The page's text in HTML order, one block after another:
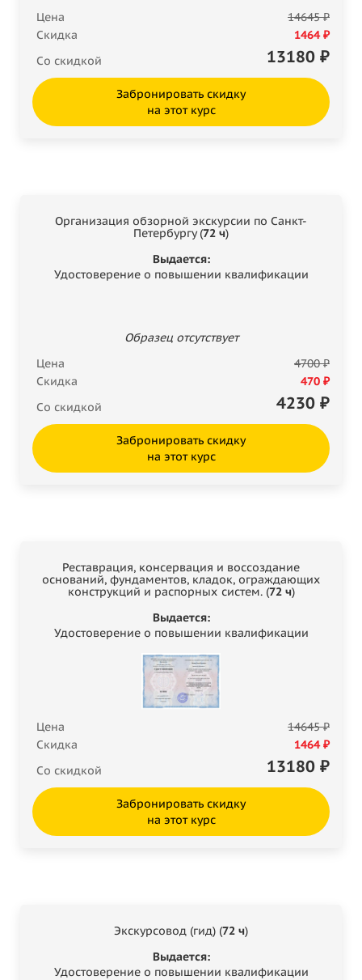
Цена
14645 ₽
Скидка
1464 ₽
Со скидкой
13180 ₽
Забронировать скидку
на этот курс
Организация обзорной экскурсии по Санкт-
Петербургу (72 ч)
Выдается:
Удостоверение о повышении квалификации
Образец отсутствует
Цена
4700 ₽
Скидка
470 ₽
Со скидкой
4230 ₽
Забронировать скидку
на этот курс
Реставрация, консервация и воссоздание
оснований, фундаментов, кладок, ограждающих
конструкций и распорных систем. (72 ч)
Выдается:
Удостоверение о повышении квалификации
Цена
14645 ₽
Скидка
1464 ₽
Со скидкой
13180 ₽
Забронировать скидку
на этот курс
Экскурсовод (гид) (72 ч)
Выдается:
Удостоверение о повышении квалификации